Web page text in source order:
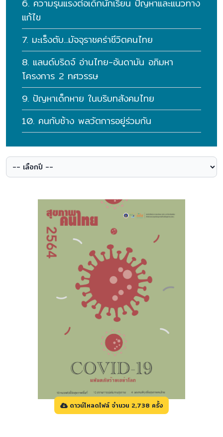
6. ความรุนแรงต่อเด็กนักเรียน ปัญหาและแนวทาง
แก้ไข
7. มะเร็งตับ...มัจจุราชคร่าชีวิตคนไทย
8. แลนด์บริดจ์ อ่านไทย-อันดามัน อภิมหา
โครงการ 2 ทศวรรษ
9. ปัญหาเด็กหาย ในบริบทสังคมไทย
10. คนกับช้าง พลวัตการอยู่ร่วมกัน
ดาวน์โหลดไฟล์ จำนวน 2,738 ครั้ง